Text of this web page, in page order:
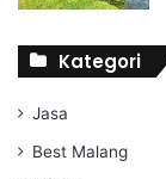
Kategori
Jasa
Best Malang